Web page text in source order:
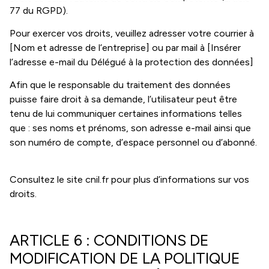
77 du RGPD).
Pour exercer vos droits, veuillez adresser votre courrier à
[Nom et adresse de l’entreprise] ou par mail à [Insérer
l’adresse e-mail du Délégué à la protection des données]
Afin que le responsable du traitement des données
puisse faire droit à sa demande, l’utilisateur peut être
tenu de lui communiquer certaines informations telles
que : ses noms et prénoms, son adresse e-mail ainsi que
son numéro de compte, d’espace personnel ou d’abonné.
Consultez le site cnil.fr pour plus d’informations sur vos
droits.
ARTICLE 6 : CONDITIONS DE
MODIFICATION DE LA POLITIQUE